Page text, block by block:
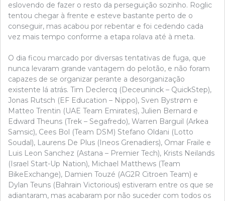
eslovendo de fazer o resto da perseguição sozinho. Roglic
tentou chegar à frente e esteve bastante perto de o
conseguir, mas acabou por rebentar e foi cedendo cada
vez mais tempo conforme a etapa rolava até à meta.
O dia ficou marcado por diversas tentativas de fuga, que
nunca levaram grande vantagem do pelotão, e não foram
capazes de se organizar perante a desorganização
existente lá atrás. Tim Declercq (Deceuninck – QuickStep),
Jonas Rutsch (EF Education – Nippo), Sven Bystrøm e
Matteo Trentin (UAE Team Emirates), Julien Bernard e
Edward Theuns (Trek – Segafredo), Warren Barguil (Arkea
Samsic), Cees Bol (Team DSM) Stefano Oldani (Lotto
Soudal), Laurens De Plus (Ineos Grenadiers), Omar Fraile e
Luis Leon Sanchez (Astana – Premier Tech), Krists Neilands
(Israel Start-Up Nation), Michael Matthews (Team
BikeExchange), Damien Touzé (AG2R Citroen Team) e
Dylan Teuns (Bahrain Victorious) estiveram entre os que se
adiantaram, mas acabaram por não suceder com todos os